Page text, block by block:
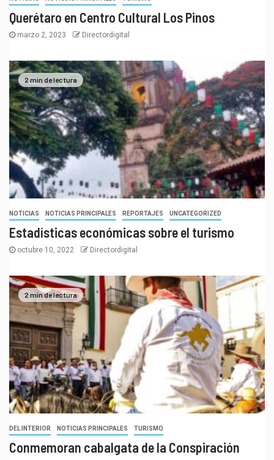
Querétaro en Centro Cultural Los Pinos
marzo 2, 2023 Directordigital
2 min de lectura
NOTICIAS NOTICIAS PRINCIPALES REPORTAJES UNCATEGORIZED
Estadísticas económicas sobre el turismo
octubre 10, 2022 Directordigital
2 min de lectura
DEL INTERIOR NOTICIAS PRINCIPALES TURISMO
Conmemoran cabalgata de la Conspiración